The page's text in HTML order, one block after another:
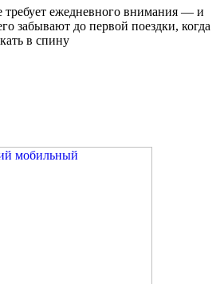
требует ежедневного внимания — и
забывают до первой поездки, когда
в спину